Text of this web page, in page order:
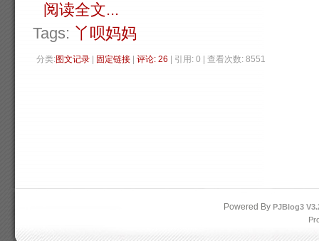
阅读全文...
Tags: 丫呗妈妈
分类:图文记录 固定链接 评论: 26 | 引用: 0 | 查看次数: 8551
Powered By PJBlog3